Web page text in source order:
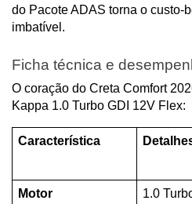
do Pacote ADAS torna o custo-
imbatível.
Ficha técnica e
O coração do Creta Comfort
Kappa 1.0 Turbo GDI 12V Flex:
Característica
Motor 1.0